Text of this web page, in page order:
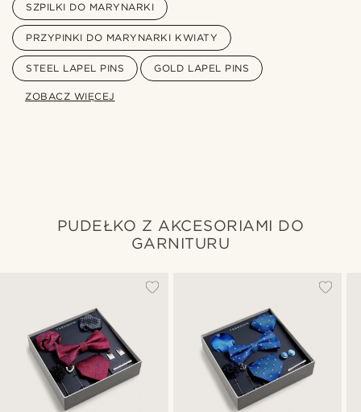
SZPILKI DO MARYNARKI
PRZYPINKI DO MARYNARKI KWIATY
STEEL LAPEL PINS GOLD LAPEL PINS
ZOBACZ WIĘCEJ
PUDEŁKO Z AKCESORIAMI DO
GARNITURU